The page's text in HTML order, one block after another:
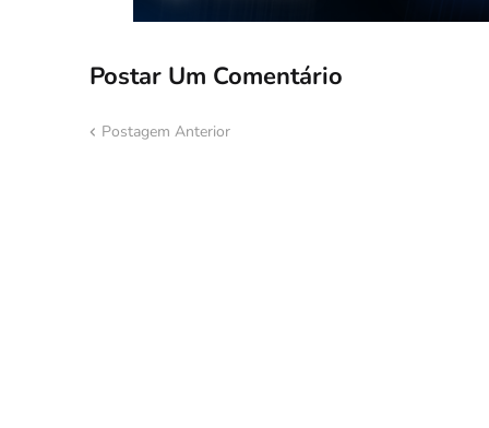
Postar Um Comentário
Postagem Anterior